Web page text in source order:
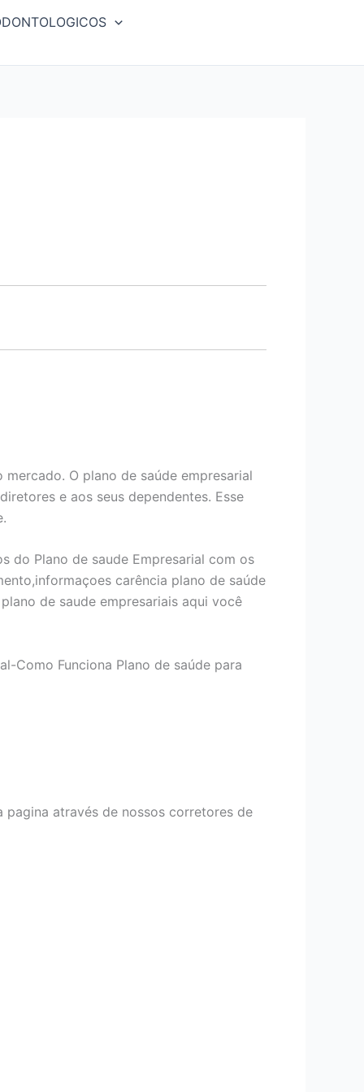
O plano de saúde empresarial
e aos seus dependentes. Esse
do Plano de saude Empresarial com os
carência plano de saúde
de saude empresariais aqui você
Como Funciona Plano de saúde para
através de nossos corretores de